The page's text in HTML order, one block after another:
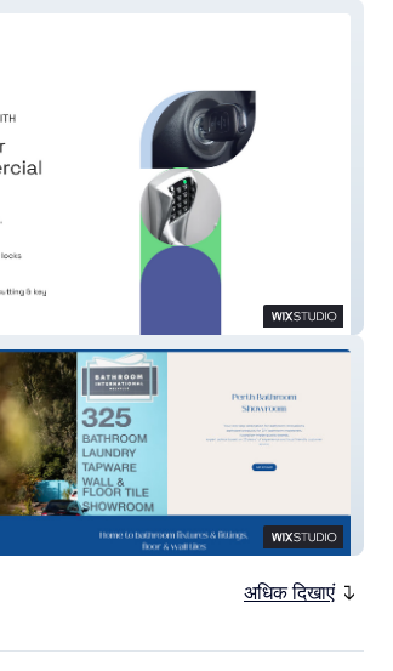
अधिक दिखाएं